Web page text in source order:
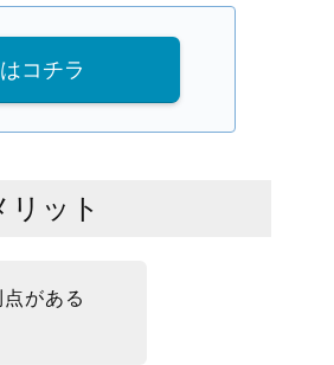
コチラ
ット
がある